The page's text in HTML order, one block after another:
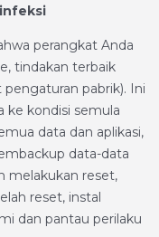
perangkat Anda
tindakan terbaik
pabrik). Ini
ke kondisi semula
data dan aplikasi,
data-data
melakukan reset,
reset, instal
dan pantau perilaku